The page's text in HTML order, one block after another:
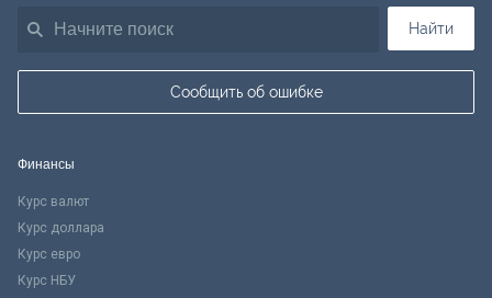
Найти
Сообщить об ошибке
Финансы
Курс валют
Курс доллара
Курс евро
Курс НБУ